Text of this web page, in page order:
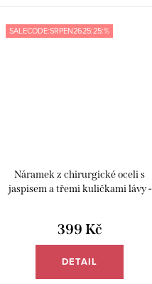
SALECODE:SRPEN2625:25:%
Náramek z chirurgické oceli s
jaspisem a třemi kuličkami lávy -
399 Kč
DETAIL